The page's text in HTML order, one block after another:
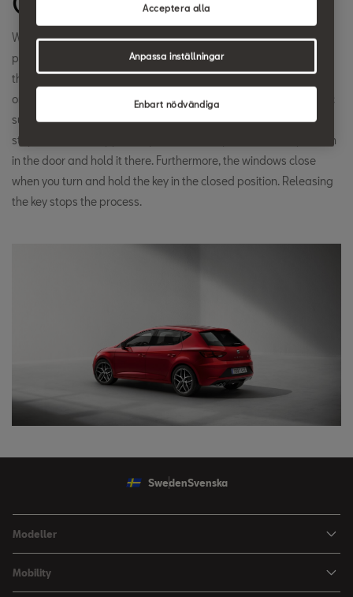
When the car is locked or unlocked from the driver's or front
passenger's side, the side windows can be opened or closed at
the same time. Press and hold down the Open or Close button
on the remote key and all the windows (including the panoramic
sunroof) respond. When the button is released, the process
stops. This also happens if you turn the key to the unlock position
in the door and hold it there. Furthermore, the windows close
when you turn and hold the key in the closed position. Releasing
the key stops the process.
SwedenSvenska
Modeller
Arona
Mobility
Enbart nödvändiga
Acceptera alla
Anpassa inställningar